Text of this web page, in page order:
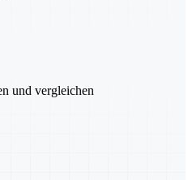
und vergleichen